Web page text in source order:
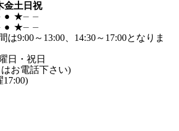
金土 日祝
● ★⏤ ⏤
● ★⏤ ⏤
9:00～13:00、14:30～17:00となりま
日・祝日
お電話下さい)
17:00)